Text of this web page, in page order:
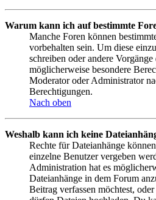
Warum kann ich auf bestimmte
Manche Foren können
vorbehalten sein. Um diese
schreiben oder andere
möglicherweise besondere
Moderator oder Administrator
Berechtigungen.
Nach oben
Weshalb kann ich keine
Rechte für Dateianhänge
einzelne Benutzer vergeben
Administration hat es
Dateianhänge in dem Forum
Beitrag verfassen möchtest,